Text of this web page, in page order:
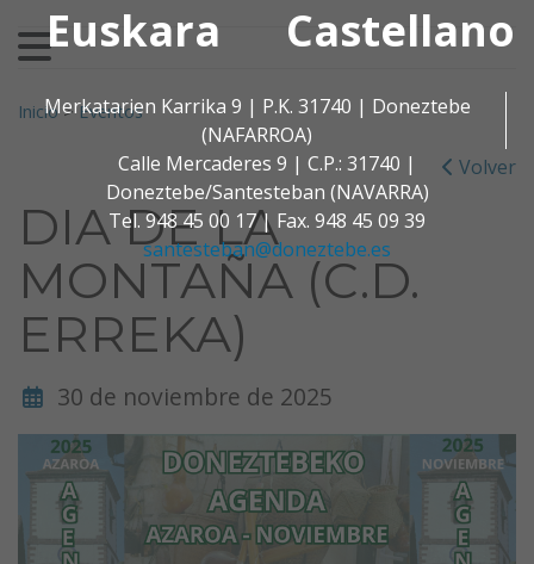
Euskara Castellano
Merkatarien Karrika 9 | P.K. 31740 | Doneztebe
(NAFARROA)
Calle Mercaderes 9 | C.P.: 31740 |
Doneztebe/Santesteban (NAVARRA)
Tel. 948 45 00 17 | Fax. 948 45 09 39
santesteban@doneztebe.es
Buscar:
Inicio>Eventos
Volver
DIA DE LA
MONTAÑA (C.D.
ERREKA)
30 de noviembre de 2025